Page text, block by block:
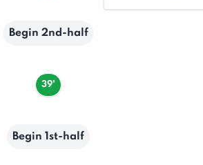
Begin 2nd-half
39'
Begin 1st-half